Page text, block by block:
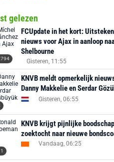
gelezen
FCUpdate in het kort:
nieuws voor Ajax in aanloop
Shelbourne
Gisteren, 11:55
KNVB meldt opmerkelijk
Danny Makkelie en Serdar
Gisteren, 06:55
KNVB krijgt pijnlijke
zoektocht naar nieuwe
Vandaag, 06:25